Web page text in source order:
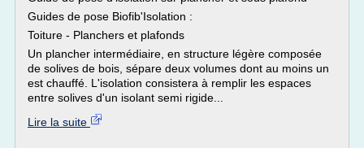
Guides de pose Biofib'Isolation :
Toiture - Planchers et plafonds
Un plancher intermédiaire, en structure légère composée
de solives de bois, sépare deux volumes dont au moins un
est chauffé. L'isolation consistera à remplir les espaces
entre solives d'un isolant semi rigide...
Lire la suite